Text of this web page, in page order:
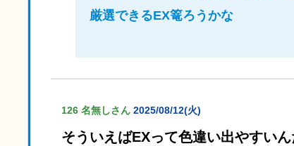
厳選できるEX篭ろうかな
126 名無しさん 2025/08/12(火)
そういえばEXって色違い出やすい